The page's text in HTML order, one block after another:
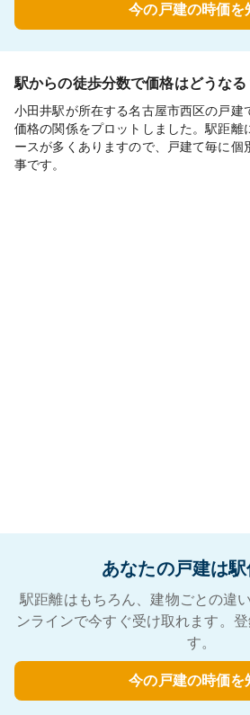
今の戸建の時価を
駅からの徒歩分数で価格はどうなる
小田井駅が所在する名古屋市西区の戸建
価格の関係をプロットしました。駅距離
ースが多くありますので、戸建て毎に個
事です。
あなたの戸建は駅
駅距離はもちろん、建物ごとの違
ンラインで今すぐ受け取れます。
す。
今の戸建の時価を